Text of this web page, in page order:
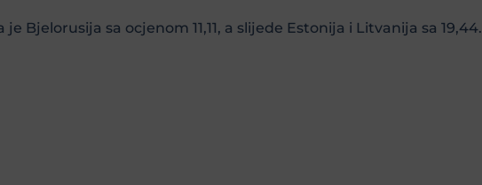
Bjelorusija sa ocjenom 11,11, a slijede Estonija i Litvanija sa 19,44.